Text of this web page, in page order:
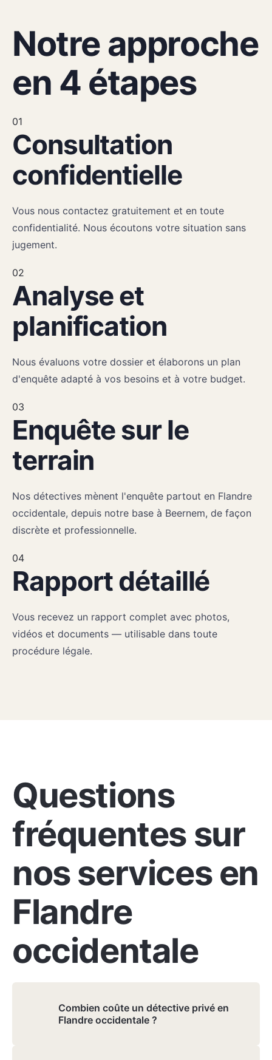
Notre approche
en 4 étapes
01
Consultation
confidentielle
Vous nous contactez gratuitement et en toute
confidentialité. Nous écoutons votre situation sans
jugement.
02
Analyse et
planification
Nous évaluons votre dossier et élaborons un plan
d'enquête adapté à vos besoins et à votre budget.
03
Enquête sur le
terrain
Nos détectives mènent l'enquête partout en Flandre
occidentale, depuis notre base à Beernem, de façon
discrète et professionnelle.
04
Rapport détaillé
Vous recevez un rapport complet avec photos,
vidéos et documents — utilisable dans toute
procédure légale.
Questions
fréquentes sur
nos services en
Flandre
occidentale
Combien coûte un détective privé en
Flandre occidentale ?